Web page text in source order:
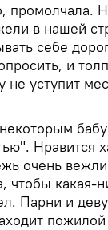
промолчала.
в нашей
себе
и
уступит
Нравится
очень
какая-
Парни и